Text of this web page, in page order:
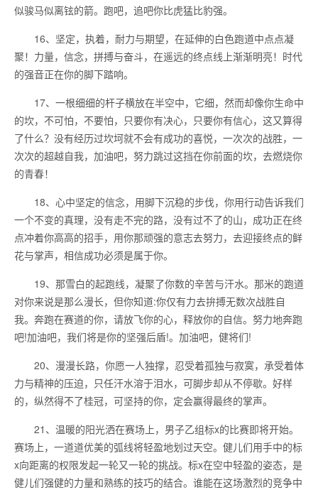
似骏马似离铉的箭。跑吧，追吧你比虎猛比豹强。
16、坚定，执着，耐力与期望，在延伸的白色跑道中点点凝
聚！力量，信念，拼搏与奋斗，在遥远的终点线上渐渐明亮！时代
的强音正在你的脚下踏响。
17、一根细细的杆子横放在半空中，它细，然而却像你生命中
的坎，不可怕，不要怕，只要你有决心，只要你有信心，这又算得
了什么？没有经历过坎坷就不会有成功的喜悦，一次次的战胜，一
次次的超越自我，加油吧，努力跳过这挡在你前面的坎，去燃烧你
的青春！
18、心中坚定的信念，用脚下沉稳的步伐，你用行动告诉我们
一个不变的真理，没有走不完的路，没有过不了的山，成功正在终
点冲着你高高的招手，用你那顽强的意志去努力，去迎接终点的鲜
花与掌声，相信成功必须是属于你。
19、那雪白的起跑线，凝聚了你数的辛苦与汗水。那米的跑道
对你来说是那么漫长，但你知道:你仅有力去拚搏无数次战胜自
我。奔跑在赛道的你，请放飞你的心，释放你的自信。努力地奔跑
吧!加油吧，我们将是你的坚强后盾!。加油吧，健将们!
20、漫漫长路，你愿一人独撑，忍受着孤独与寂寞，承受着体
力与精神的压迫，只任汗水溶于泪水，可脚步却从不停歇。好样
的，纵然得不了桂冠，可坚持的你，定会赢得最终的掌声。
21、温暖的阳光洒在赛场上，男子乙组标x的比赛即将开始。
赛场上，一道道优美的弧线将轻盈地划过天空。健儿们用手中的标
x向距离的权限发起一轮又一轮的挑战。标x在空中轻盈的姿态，是
健儿们强健的力量和熟练的技巧的结合。谁能在这场激烈的竞争中